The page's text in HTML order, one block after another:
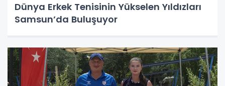
Dünya Erkek Tenisinin Yükselen Yıldızları
Samsun’da Buluşuyor